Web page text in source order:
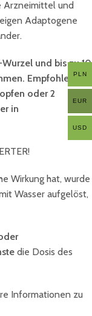
Arzneimittel und
Adaptogene
und bis zu 10
Empfohlene
oder 2
in
Wirkung hat, wurde
Wasser aufgelöst,
die Dosis des
Informationen zu
PLN
EUR
USD